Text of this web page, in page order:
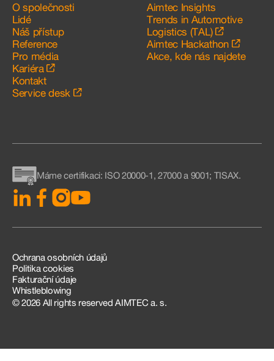
O společnosti
Lidé
Náš přístup
Reference
Pro média
Kariéra
Kontakt
Service desk
Aimtec Insights
Trends in Automotive
Logistics (TAL)
Aimtec Hackathon
Akce, kde nás najdete
Máme certifikaci: ISO 20000-1, 27000 a 9001; TISAX.
Ochrana osobních údajů
Politika cookies
Fakturační údaje
Whistleblowing
© 2026 All rights reserved AIMTEC a. s.